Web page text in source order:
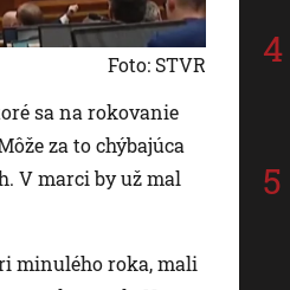
Foto: STVR
sa na rokovanie
za to chýbajúca
V marci by už mal
minulého roka, mali